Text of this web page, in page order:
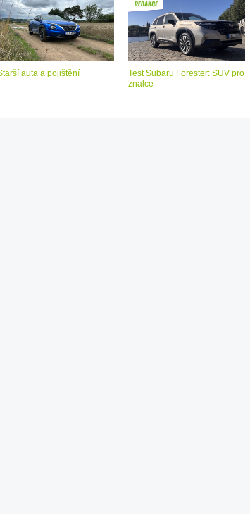
auta a pojištění
Test Subaru Forester: SUV pro
znalce